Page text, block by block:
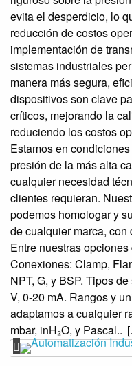
evita el desperdicio, lo
reducción de costos
implementación de
sistemas industriales
manera más segura,
dispositivos son clave
críticos, mejorando la
reduciendo los costos
Estamos en
presión de la más alta
cualquier necesidad
clientes requieran.
podemos homologar y
de cualquier marca,
Entre nuestras
Conexiones: Clamp,
NPT, G, y BSP. Tipos
V, 0-20 mA. Rangos y
adaptamos a cualquier
mbar, inH₂O, y Pascal..